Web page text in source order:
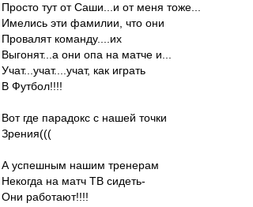
Просто тут от Саши...и от меня тоже...
Имелись эти фамилии, что они
Провалят команду....их
Выгонят...а они опа на матче и...
Учат...учат....учат, как играть
В Футбол!!!!
Вот где парадокс с нашей точки
Зрения(((
А успешным нашим тренерам
Некогда на матч ТВ сидеть-
Они работают!!!!